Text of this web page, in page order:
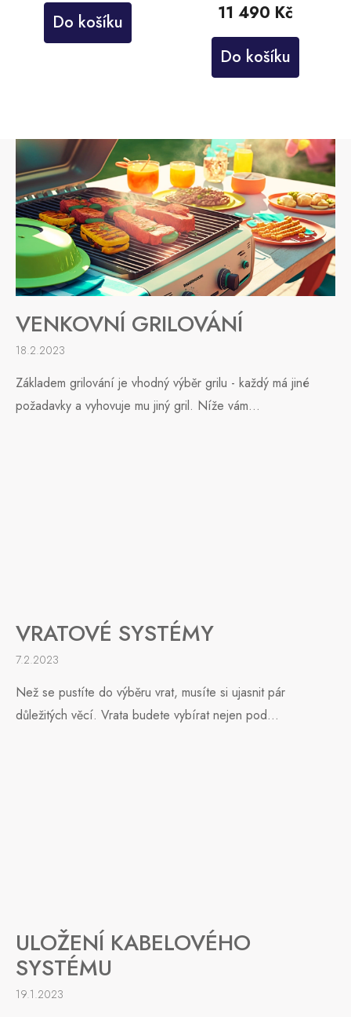
Do košíku
11 490 Kč
Do košíku
VENKOVNÍ GRILOVÁNÍ
18.2.2023
Základem grilování je vhodný výběr grilu - každý má jiné
požadavky a vyhovuje mu jiný gril. Níže vám...
VRATOVÉ SYSTÉMY
7.2.2023
Než se pustíte do výběru vrat, musíte si ujasnit pár
důležitých věcí. Vrata budete vybírat nejen pod...
ULOŽENÍ KABELOVÉHO
SYSTÉMU
19.1.2023